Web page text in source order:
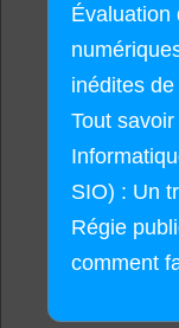
Évaluation
inédites
Tout
SIO) : Un
Régie
comment